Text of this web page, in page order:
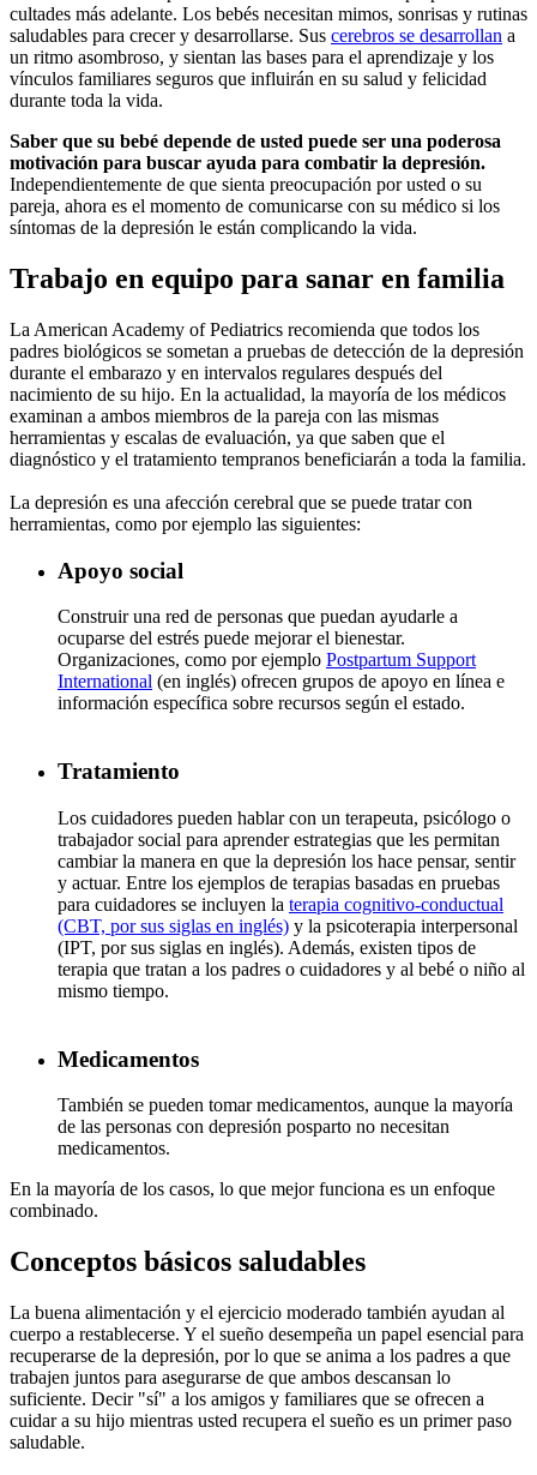
cultades más adelante. Los bebés necesitan mimos, sonrisas y rutinas
saludables para crecer y desarrollarse. Sus cerebros se desarrollan a
un ritmo asombroso, y sientan las bases para el aprendizaje y los
vínculos familiares seguros que influirán en su salud y felicidad
durante toda la vida.
Saber que su bebé depende de usted puede ser una poderosa
motivación para buscar ayuda para combatir la depresión.
Independientemente de que sienta preocupación por usted o su
pareja, ahora es el momento de comunicarse con su médico si los
síntomas de la depresión le están complicando la vida.
Trabajo en equipo para sanar en familia
La American Academy of Pediatrics recomienda que todos los
padres biológicos se sometan a pruebas de detección de la depresión
durante el embarazo y en intervalos regulares después del
nacimiento de su hijo. En la actualidad, la mayoría de los médicos
examinan a ambos miembros de la pareja con las mismas
herramientas y escalas de evaluación, ya que saben que el
diagnóstico y el tratamiento tempranos beneficiarán a toda la familia.
La depresión es una afección cerebral que se puede tratar con
herramientas, como por ejemplo las siguientes:
Apoyo social
Construir una red de personas que puedan ayudarle a
ocuparse del estrés puede mejorar el bienestar.
Organizaciones, como por ejemplo Postpartum Support
International (en inglés) ofrecen grupos de apoyo en línea e
información específica sobre recursos según el estado.
Tratamiento
Los cuidadores pueden hablar con un terapeuta, psicólogo o
trabajador social para aprender estrategias que les permitan
cambiar la manera en que la depresión los hace pensar, sentir
y actuar. Entre los ejemplos de terapias basadas en pruebas
para cuidadores se incluyen la terapia cognitivo-conductual
(CBT, por sus siglas en inglés) y la psicoterapia interpersonal
(IPT, por sus siglas en inglés). Además, existen tipos de
terapia que tratan a los padres o cuidadores y al bebé o niño al
mismo tiempo.
Medicamentos
También se pueden tomar medicamentos, aunque la mayoría
de las personas con depresión posparto no necesitan
medicamentos.
En la mayoría de los casos, lo que mejor funciona es un enfoque
combinado.
Conceptos básicos saludables
La buena alimentación y el ejercicio moderado también ayudan al
cuerpo a restablecerse. Y el sueño desempeña un papel esencial para
recuperarse de la depresión, por lo que se anima a los padres a que
trabajen juntos para asegurarse de que ambos descansan lo
suficiente. Decir "sí" a los amigos y familiares que se ofrecen a
cuidar a su hijo mientras usted recupera el sueño es un primer paso
saludable.